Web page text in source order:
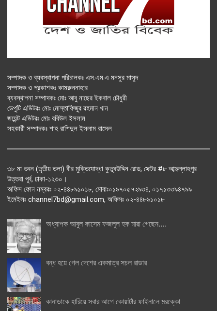
সম্পাদক ও ব্যবস্থাপনা পরিচালকঃ এস.এম.এ মনসুর মাসুদ
সম্পাদক ও প্রকাশকঃ কামরুননাহার
ব্যবস্থাপনা সম্পাদকঃ মোঃ আবু নাছের ইকবাল চৌধুরী
ডেপুটি এডিটরঃ মোঃ মোস্তাফিজুর রহমান খান
জয়েন্ট এডিটরঃ মোঃ রবিউল ইসলাম
সহকারী সম্পাদকঃ শাহ রাশিদুল ইসলাম রাসেল
৩৮ মা ভবন (তৃতীয় তলা) বীর মুক্তিযোদ্ধা কুতুবউদ্দিন রোড, সেক্টর #৮ আব্দুল্লাহপুর
উত্তরা পূর্ব, ঢাকা-১২৩০।
অফিস ফোন নম্বরঃ ০২-৪৪৮৯১০১৮, মোবাঃ০১৯৭০৫৭২৯৩৪, ০১৭১৩৩৯৪৭৯৯
ইমেইলঃ channel7bd@gmail.com, অফিসঃ ০২-৪৪৮৯১০১৮
অধ্যাপক আবুল কাসেম ফজলুল হক মারা গেছেন….
বন্ধ হয়ে গেল দেশের একমাত্র সচল রাডার
কানাডাকে হারিয়ে সবার আগে কোয়ার্টার ফাইনালে মরক্কো